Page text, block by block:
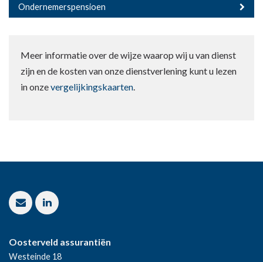
Ondernemerspensioen
Meer informatie over de wijze waarop wij u van dienst
zijn en de kosten van onze dienstverlening kunt u lezen
in onzevergelijkingskaarten.
Oosterveld assurantiën
Westeinde 18